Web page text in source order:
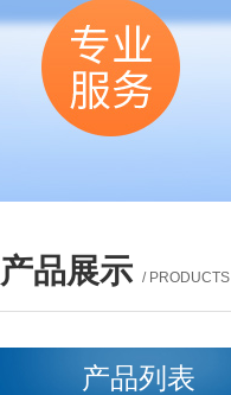
产品展示 / PRODUCTS
产品列表